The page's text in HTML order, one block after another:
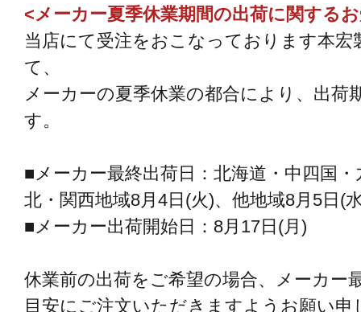
<メーカー夏季休業期間の出荷に関する
当店にて受注をおこなっております本
て、
メーカーの夏季休業の都合により、出荷
す。
■メーカー最終出荷日：北海道・中四国
北・関西地域8月4日(火)、他地域8月5日(
■メーカー出荷開始日：8月17日(月)
休業前の出荷をご希望の場合、メーカー
目安にご注文いただきますようお願い申